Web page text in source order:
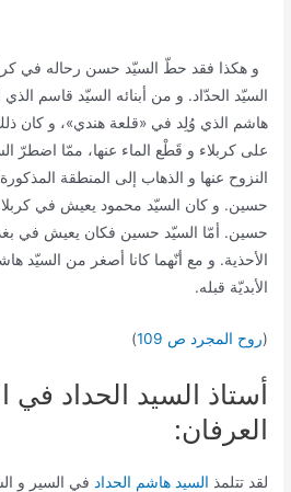
و هكذا فقد حطّ السيّد حسن رحاله في
السيّد الحدّاد. و من أبنائه السيّد قاسم الذي
هاشم الذي وُلِد في «قلعة هندي»، و كان
على كربلاء و قَطْع الماء عنها، ممّا اضطرّ
النزوح عنها و الذهاب إلى المنطقة
حسين. و كان السيّد محمود يعيش في
حسين. أمّا السيّد حسين فكان يعيش في
الأحذية. و مع أنّهما كانا أصغر من السيّد
الأبديّة قبله.
(روح المجرد ص 109 )
أستاذ السيد الحداد
العرفان:
لقد تتلمذ السيد هاشم الحداد في السير و